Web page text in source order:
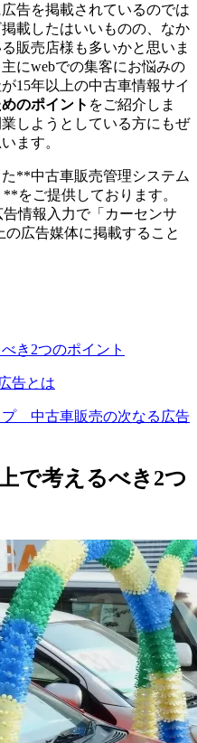
告を掲載されているのでは
載したはいいものの、なか
販売店様も多いかと思いま
にwebでの集客にお悩みの
15年以上の中古車情報サイ
のポイント をご紹介しま
しようとしている方にもぜ
ます。
**中古車販売管理システム
**をご提供しております。
情報入力で「カーセンサ
広告媒体に掲載すること
き2つのポイント
告とは
プ 中古車販売の次なる広告
で考えるべき2つ